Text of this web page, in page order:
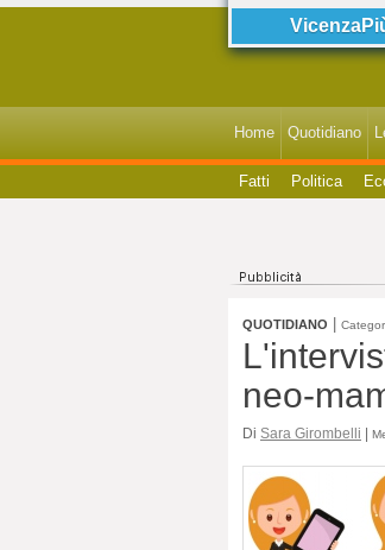
Home Quotidiano
Fatti Politica
QUOTIDIANO
neo-
Di Sara Girombelli |